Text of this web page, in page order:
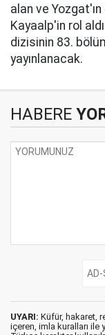
alan ve
Kayaalp'in rol
dizisinin 83.
yayınlanacak.
HABERE
UYARI: Küfür, hakaret,
içeren, imla kuralları ile